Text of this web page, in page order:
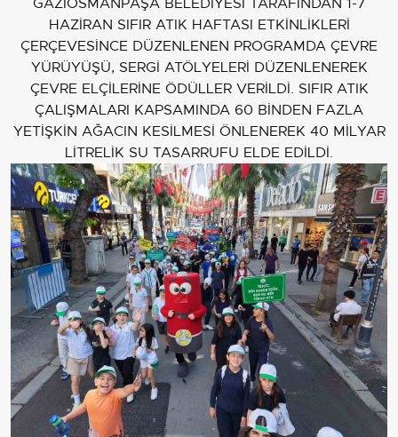
GAZİOSMANPAŞA BELEDİYESİ TARAFINDAN 1-7
HAZİRAN SIFIR ATIK HAFTASI ETKİNLİKLERİ
ÇERÇEVESİNCE DÜZENLENEN PROGRAMDA ÇEVRE
YÜRÜYÜŞÜ, SERGİ ATÖLYELERİ DÜZENLENEREK
ÇEVRE ELÇİLERİNE ÖDÜLLER VERİLDİ. SIFIR ATIK
ÇALIŞMALARI KAPSAMINDA 60 BİNDEN FAZLA
YETİŞKİN AĞACIN KESİLMESİ ÖNLENEREK 40 MİLYAR
LİTRELİK SU TASARRUFU ELDE EDİLDİ.